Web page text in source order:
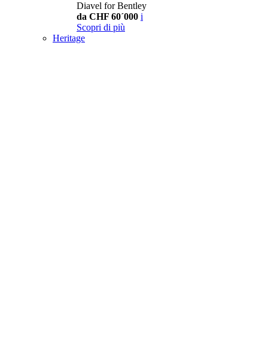
Diavel for Bentley
da CHF 60´000 i
Scopri di più
Heritage